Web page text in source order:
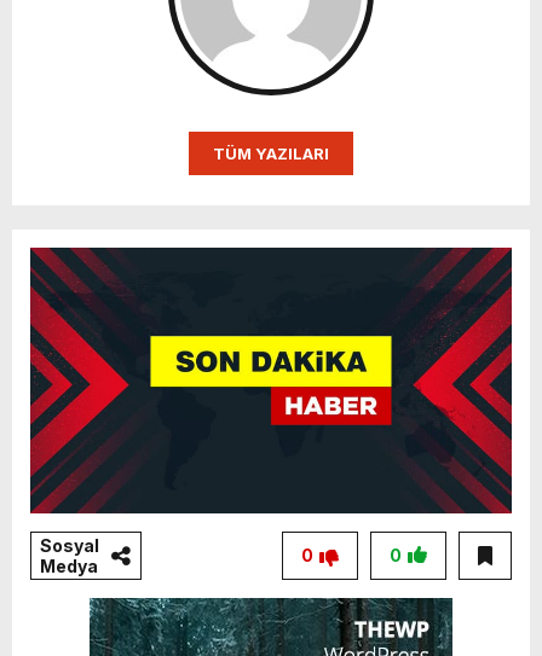
TÜM YAZILARI
Sosyal
Medya
0
0